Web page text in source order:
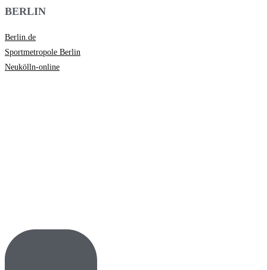
BERLIN
Berlin.de
Sportmetropole Berlin
Neukölln-online